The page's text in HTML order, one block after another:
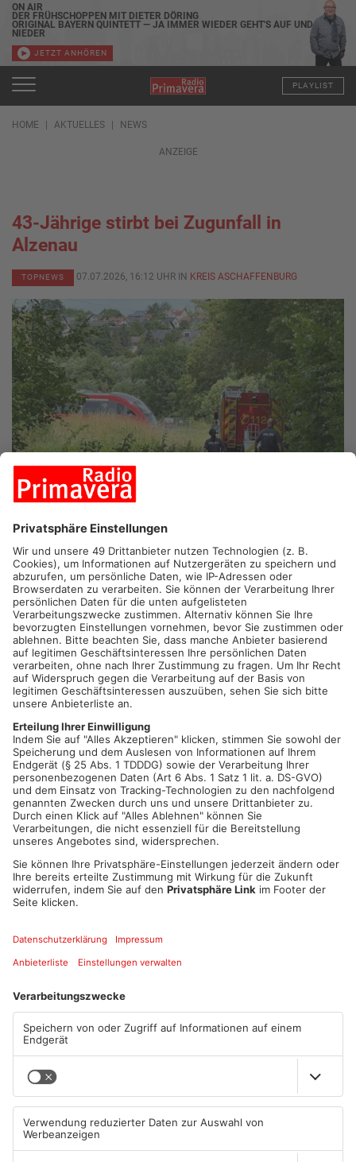
ON AIR
DER FRÜHSCHOPPEN MIT DIETER DÖRING
ORIGINAL BAYERN QUINTETT — JA IMMER WIEDER GEHT'S AUF UND
NIEDER
JETZT ANHÖREN
PLAYLIST
HOME AKTUELLES NEWS
ANZEIGE
43-Jährige stirbt bei Zugunfall in
Alzenau
TOPNEWS 07.07.2026, 16:12 UHR IN KREIS ASCHAFFENBURG
ALZENAU.Bei Alzenau-Kälberau ist eine 43-Jährige an einem
Bahnübergang ums Leben gekommen. Die Frau wurde von der
Kahlgrundbahn erfasst.
Nach ersten Erkenntnissen war die Frau mit dem Fahrrad
außerhalb des Ortsgebiets in Richtung Michelbach unterwegs.
Dort wollte sie einen unbeschrankten Bahnübergang
überqueren. Aus noch ungeklärter Ursache übersah sie
offenbar den herannahenden Zug und wurde auf den Gleisen
erfasst. Ein Notarzt konnte nur noch den Tod der 43-Jährigen
feststellen. Die Polizei Alzenau hat den Unfall aufgenommen,
auch ein Sachverständiger war im Einsatz. Der Zugverkehr
musste für die Unfallaufnahme gesperrt werden, ein
Schienenersatzverkehr wurde eingerichtet. Die Fahrgäste im
Zug wurden von einem Kriseninterventionsteam betreut.
Artikel teilen
ANZEIGE
Mehr aus Kreis
Aschaffenburg